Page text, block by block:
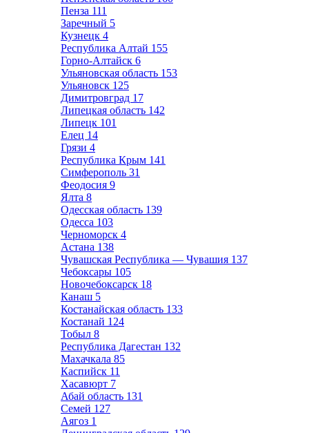
Пенза 111
Заречный 5
Кузнецк 4
Республика Алтай 155
Горно-Алтайск 6
Ульяновская область 153
Ульяновск 125
Димитровград 17
Липецкая область 142
Липецк 101
Елец 14
Грязи 4
Республика Крым 141
Симферополь 31
Феодосия 9
Ялта 8
Одесская область 139
Одесса 103
Черноморск 4
Астана 138
Чувашская Республика — Чувашия 137
Чебоксары 105
Новочебоксарск 18
Канаш 5
Костанайская область 133
Костанай 124
Тобыл 8
Республика Дагестан 132
Махачкала 85
Каспийск 11
Хасавюрт 7
Абай область 131
Семей 127
Аягоз 1